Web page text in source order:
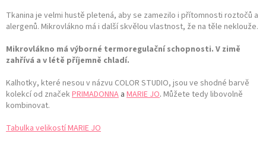
Tkanina je velmi hustě pletená, aby se zamezilo i přítomnosti roztočů a
alergenů. Mikrovlákno má i další skvělou vlastnost, že na těle neklouže.
Mikrovlákno má výborné termoregulační schopnosti. V zimě
zahřívá a v létě příjemně chladí.
Kalhotky, které nesou v názvu COLOR STUDIO, jsou ve shodné barvě
kolekcí od značekPRIMADONNA a MARIE JO. Můžete tedy libovolně
kombinovat.
Tabulka velikostí MARIE JO